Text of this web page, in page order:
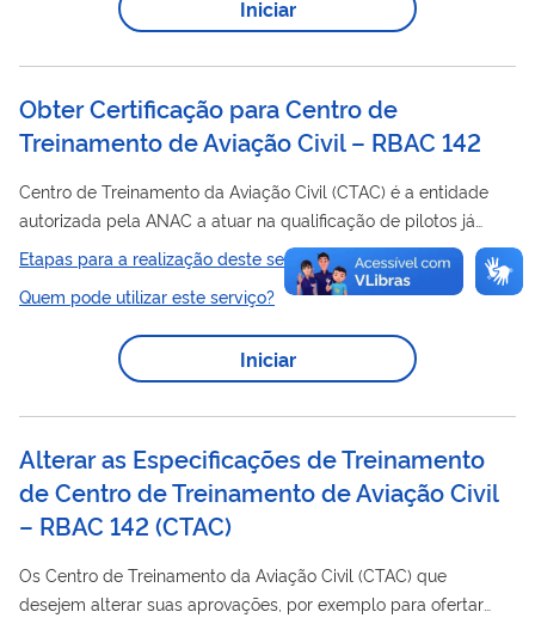
assentos, ou capacidade máxima de carga paga acima de
nº 119. Seguindo as diretrizes da...
Iniciar
Obter Certificação para Centro de
Treinamento de Aviação Civil – RBAC 142
Centro de Treinamento da Aviação Civil (CTAC) é a entidade
autorizada pela ANAC a atuar na qualificação de pilotos já
formados. Diferenciam-se dos Centros de Instrução da Aviação
Civil (CIAC) pelo fato desses últimos serem orientados à
formação de pilotos. Os CTACs podem estar localizados no
Brasil ou em outros países. Além da qualificação dos pilotos, os
CTACs também podem ser autorizados a atuar na qualificação
operacionais de voo e...
Etapas para a realização deste serviço
Quem pode utilizar este serviço?
Iniciar
Alterar as Especificações de Treinamento
de Centro de Treinamento de Aviação Civil
– RBAC 142 (CTAC)
Os Centro de Treinamento da Aviação Civil (CTAC) que
desejem alterar suas aprovações, por exemplo para ofertar